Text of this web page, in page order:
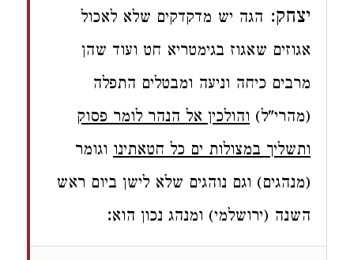
יצחק: הגה יש מדקדקים שלא לאכול
אגוזים שאגוז בגימטריא חט ועוד שהן
מרבים כיחה וניעה ומבטלים התפלה
(מהרי"ל) והולכין אל הנהר לומר פסוק
ותשליך במצולות ים כל חטאתינו וגומר
(מנהגים) וגם נוהגים שלא לישן ביום ראש
השנה (ירושלמי) ומנהג נכון הוא: